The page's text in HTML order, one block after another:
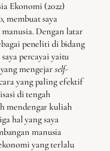
Ekonomi (2022)
membuat saya
Dengan latar
peneliti di bidang
percayai yaitu
mengejarself-
yang paling efektif
di tengah
mendengar kuliah
hal yang saya
manusia
yang terlalu